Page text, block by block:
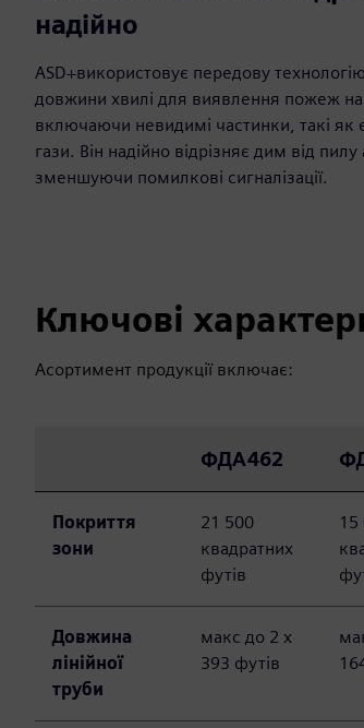
надійно
ASD+використовує передову
довжини хвилі для виявлення пожеж на
включаючи невидимі частинки, такі як
гази. Він надійно відрізняє дим від
зменшуючи помилкові сигналізації.
Ключові
Асортимент продукції включає:
ФДА462
Покриття
зони
21 500
квадратних
футів
15
Довжина
лінійної
труби
макс до 2 х
393 футів